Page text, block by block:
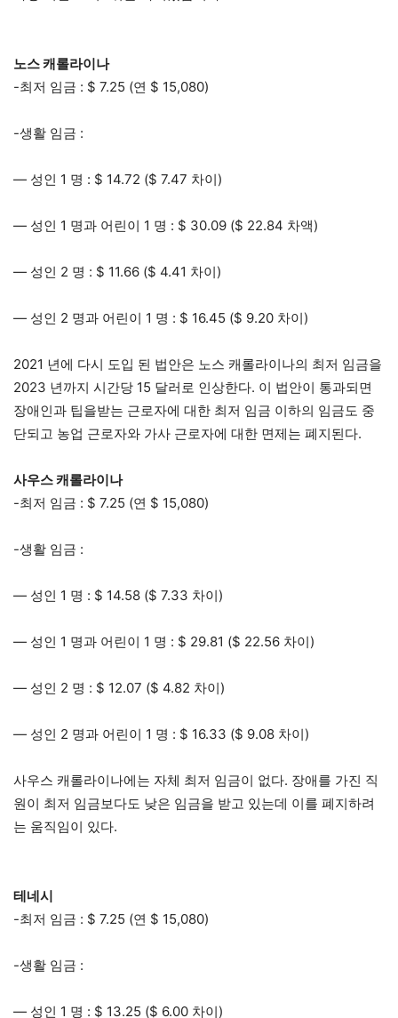
노스 캐롤라이나
-최저 임금 : $ 7.25 (연 $ 15,080)
-생활 임금 :
— 성인 1 명 : $ 14.72 ($ 7.47 차이)
— 성인 1 명과 어린이 1 명 : $ 30.09 ($ 22.84 차액)
— 성인 2 명 : $ 11.66 ($ 4.41 차이)
— 성인 2 명과 어린이 1 명 : $ 16.45 ($ 9.20 차이)
2021 년에 다시 도입 된 법안은 노스 캐롤라이나의 최저 임금을
2023 년까지 시간당 15 달러로 인상한다. 이 법안이 통과되면
장애인과 팁을받는 근로자에 ​​대한 최저 임금 이하의 임금도 중
단되고 농업 근로자와 가사 근로자에 ​​대한 면제는 폐지된다.
사우스 캐롤라이나
-최저 임금 : $ 7.25 (연 $ 15,080)
-생활 임금 :
— 성인 1 명 : $ 14.58 ($ 7.33 차이)
— 성인 1 명과 어린이 1 명 : $ 29.81 ($ 22.56 차이)
— 성인 2 명 : $ 12.07 ($ 4.82 차이)
— 성인 2 명과 어린이 1 명 : $ 16.33 ($ 9.08 차이)
사우스 캐롤라이나에는 자체 최저 임금이 없다. 장애를 가진 직
원이 최저 임금보다도 낮은 임금을 받고 있는데 이를 폐지하려
는 움직임이 있다.
테네시
-최저 임금 : $ 7.25 (연 $ 15,080)
-생활 임금 :
— 성인 1 명 : $ 13.25 ($ 6.00 차이)